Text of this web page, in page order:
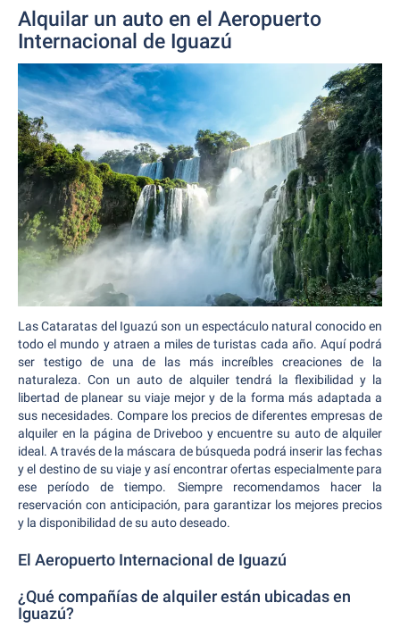
Alquilar un auto en el Aeropuerto
Internacional de Iguazú
Las Cataratas del Iguazú son un espectáculo natural conocido en
todo el mundo y atraen a miles de turistas cada año. Aquí podrá
ser testigo de una de las más increíbles creaciones de la
naturaleza. Con un auto de alquiler tendrá la flexibilidad y la
libertad de planear su viaje mejor y de la forma más adaptada a
sus necesidades. Compare los precios de diferentes empresas de
alquiler en la página de Driveboo y encuentre su auto de alquiler
ideal. A través de la máscara de búsqueda podrá inserir las fechas
y el destino de su viaje y así encontrar ofertas especialmente para
ese período de tiempo. Siempre recomendamos hacer la
reservación con anticipación, para garantizar los mejores precios
y la disponibilidad de su auto deseado.
El Aeropuerto Internacional de Iguazú
¿Qué compañías de alquiler están ubicadas en
Iguazú?